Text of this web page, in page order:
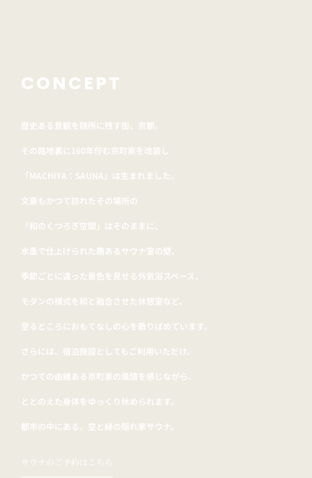
CONCEPT
歴史ある景観を随所に残す街、京都。
その路地裏に160年佇む京町家を改装し
「MACHIYA：SAUNA」は生まれました。
文豪もかつて訪れたその場所の
「和のくつろぎ空間」はそのままに、
水墨で仕上げられた趣あるサウナ室の壁、
季節ごとに違った景色を見せる外気浴スペース、
モダンの様式を和と融合させた休憩室など、
至るところにおもてなしの心を散りばめています。
さらには、宿泊施設としてもご利用いただけ、
かつての由緒ある京町家の風情を感じながら、
ととのえた身体をゆっくり休められます。
都市の中にある、空と緑の隠れ家サウナ。
サウナのご予約はこちら